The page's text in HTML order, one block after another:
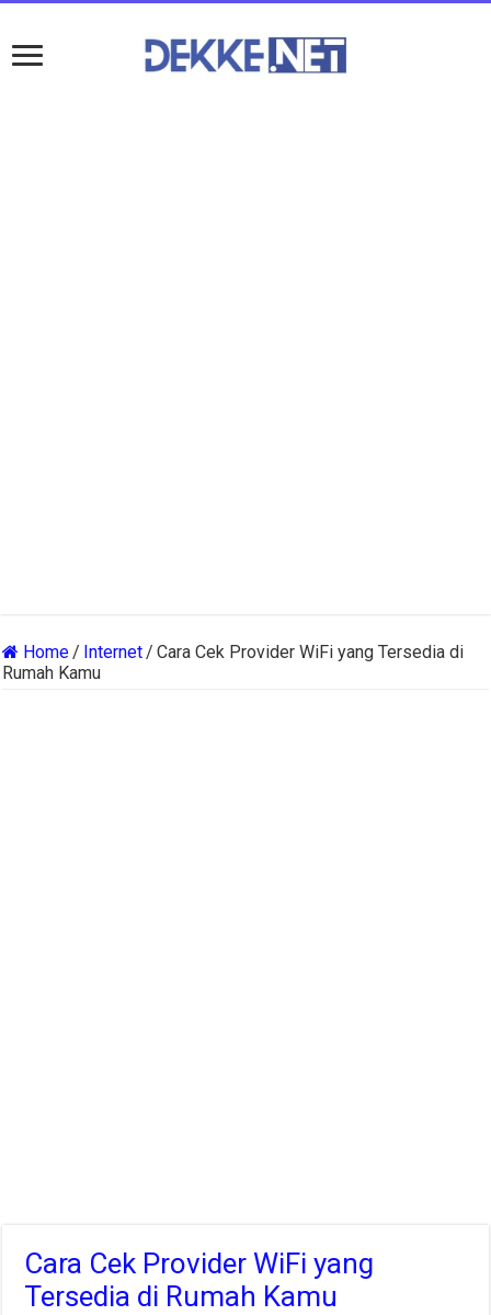
Home/ Internet/ Cara Cek Provider WiFi yang Tersedia di
Rumah Kamu
Cara Cek Provider WiFi yang
Tersedia di Rumah Kamu